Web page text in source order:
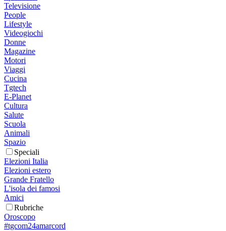
Televisione
People
Lifestyle
Videogiochi
Donne
Magazine
Motori
Viaggi
Cucina
Tgtech
E-Planet
Cultura
Salute
Scuola
Animali
Spazio
Speciali
Elezioni Italia
Elezioni estero
Grande Fratello
L'isola dei famosi
Amici
Rubriche
Oroscopo
#tgcom24amarcord